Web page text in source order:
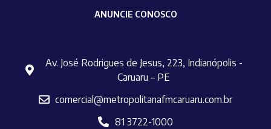
ANUNCIE CONOSCO
Av. José Rodrigues de Jesus, 223, Indianópolis -
Caruaru – PE
comercial@metropolitanafmcaruaru.com.br
81 3722-1000